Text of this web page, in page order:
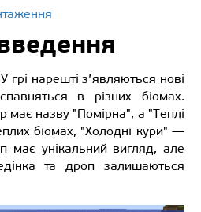
грі нарешті з’являються нові
в різних біомах.
має назву "Помірна", а "Теплі
біомах, "Холодні кури" —
має унікальний вигляд, але
та дроп залишаються